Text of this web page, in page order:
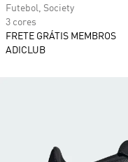
Futebol, Society
3 cores
FRETE GRÁTIS MEMBROS
ADICLUB